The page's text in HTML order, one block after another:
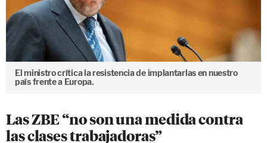
El ministro crítica la resistencia de implantarlas en nuestro
país frente a Europa.
Las ZBE “no son una medida contra
las clases trabajadoras”